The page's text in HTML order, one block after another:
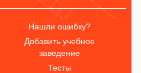
Нашли ошибку?
Добавить учебное
заведение
Тесты